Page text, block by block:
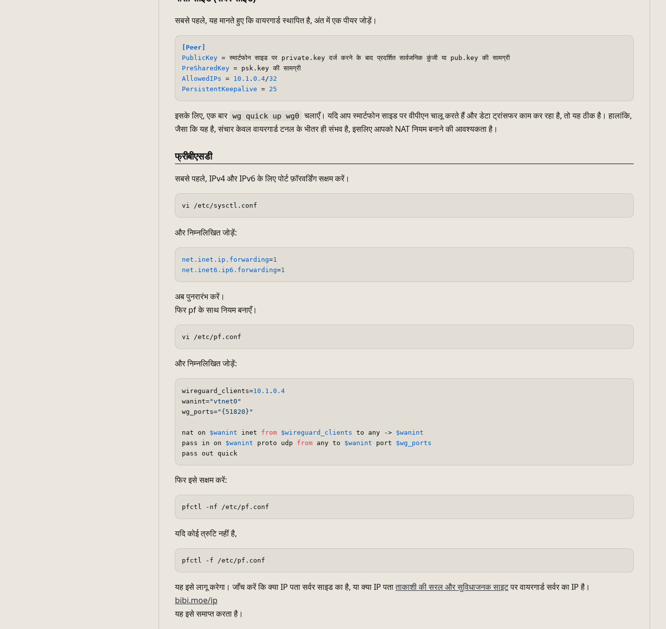
सबसे पहले, यह मानते हुए कि वायरगार्ड स्थापित है, अंत में एक पीयर जोड़ें।
[Peer]
PublicKey
PreSharedKey
AllowedIPs = 10.1 .0.4/32
PersistentKeepalive = 25
इसके लिए, एक बार wg quick up wg0 चलाएँ। यदि आप स्मार्टफोन साइड पर वीपीएन चालू करते हैं और डेटा ट्रांसफर काम कर रहा है, तो यह ठीक है। हालांकि,
जैसा कि यह है, संचार केवल वायरगार्ड टनल के भीतर ही संभव है, इसलिए आपको NAT नियम बनाने की आवश्यकता है।
फ्रीबीएसडी
सबसे पहले, IPv4 और IPv6 के लिए पोर्ट फ़ॉरवर्डिंग सक्षम करें।
और निम्नलिखित जोड़ें:
net.inet.ip.forwarding=1
net.inet6.ip6.forwarding=1
अब पुनरारंभ करें।
फिर pf के साथ नियम बनाएँ।
और निम्नलिखित जोड़ें:
wireguard_clients=10.1 .0.4
wanint="vtnet0"
wg_ports="{51820}"
nat on $wanint inet from $wireguard_clients to any -> $wanint
pass in on $wanint proto udp from any to $wanint port $wg_ports
फिर इसे सक्षम करें:
यदि कोई त्रुटि नहीं है,
यह इसे लागू करेगा। जाँच करें कि क्या IP पता सर्वर साइड का है, या क्या IP पताताकाशी की सरल और सुविधाजनक साइटपर वायरगार्ड सर्वर का IP है।
bibi.moe/ip
यह इसे समाप्त करता है।